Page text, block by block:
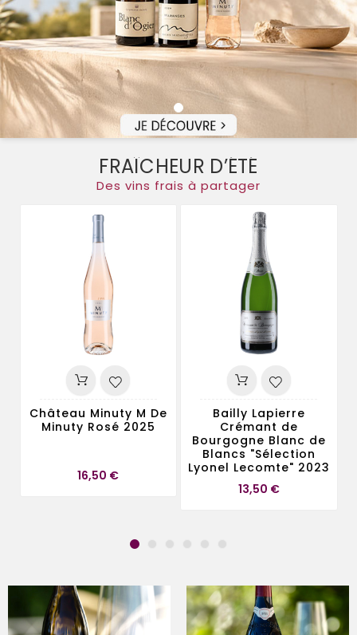
FRAÎCHEUR D’ÉTÉ
Des vins frais à partager
Château Minuty M De
Minuty Rosé 2025
16,50 €Prix
Bailly Lapierre
Crémant de
Bourgogne Blanc de
Blancs "Sélection
Lyonel Lecomte" 2023
13,50 €Prix